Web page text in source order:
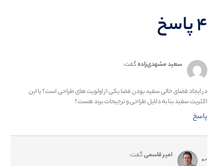
۴ پاسخ
سعید مشهدی‌زادهگفت:
در ایجاد فضای خالی سفید بودن فضا یکی از اولویت های طراحی است؟ یا این
اکثریت سفید بنا به دلایل طراحی و ترجیحات برند هست؟
پاسخ
امیر قاسمیگفت: